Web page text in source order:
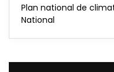
Plan national de
National